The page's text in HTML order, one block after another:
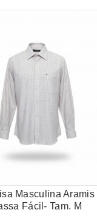
Masculina Aramis
Fácil- Tam. M